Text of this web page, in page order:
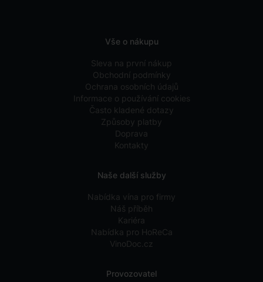
Vše o nákupu
Sleva na první nákup
Obchodní podmínky
Ochrana osobních údajů
Informace o používání cookies
Často kladené dotazy
Způsoby platby
Doprava
Kontakty
Naše další služby
Nabídka vína pro firmy
Náš příběh
Kariéra
Nabídka pro HoReCa
VinoDoc.cz
Provozovatel